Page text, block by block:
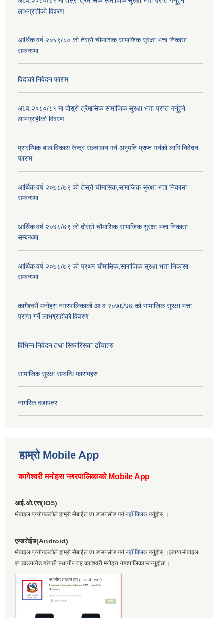
लाभग्राहीको विवरण
आर्थिक वर्ष २०७९/८० को तेस्रो चौमासिक,सामाजिक सुरक्षा भत्ता निकासा
सम्बन्धमा
विदाको निवेदन फाराम
आ.व.२०८०/८१ मा दोस्रो त्रैमासिक सामाजिक सुरक्षा भत्ता प्राप्त गर्नुहुने
लाभग्राहीको विवरण
प्रारम्भिक बाल विकास केन्द्र सञ्चालन गर्न अनुमति प्राप्त गर्नको लागि निवेदन
फाराम
आर्थिक वर्ष २०७८/७९ को तेस्रो चौमासिक,सामाजिक सुरक्षा भत्ता निकासा
सम्बन्धमा
आर्थिक वर्ष २०७८/७९ को दोस्रो चौमासिक,सामाजिक सुरक्षा भत्ता निकासा
सम्बन्धमा
आर्थिक वर्ष २०७८/७९ को प्रथम चौमासिक,सामाजिक सुरक्षा भत्ता निकासा
सम्बन्धमा
कागेश्वरी मनोहरा नगरपालिकाको आ.व.२०७६/७७ को सामाजिक सुरक्षा भत्ता
प्राप्त गर्ने लाभग्राहीको विवरण
विभिन्न निवेदन तथा सिफारिसका ढाँचाहरु
सामाजिक सुरक्षा सम्बन्धि फारामहरु
नागरिक वडापत्र
हाम्रो Mobile App
कागेश्वरी मनोहरा नगरपालिकाको Mobile App
आई.ओ.एस(IOS)
मोबाइल प्रयोगकर्ताले हाम्रो मोबाईल एप डाउनलोड गर्न यहाँ क्लिक गर्नुहोस् ।
एण्डरोईड(Android)
मोबाइल प्रयोगकर्ताले हाम्रो मोबाईल एप डाउनलोड गर्न यहाँ क्लिक गर्नुहोस् ।कृपया मोबाइल
एप डाउनलोड गरेपछी स्थानीय तह कागेश्वरी मनोहरा नगरपालिका छान्नुहोला।